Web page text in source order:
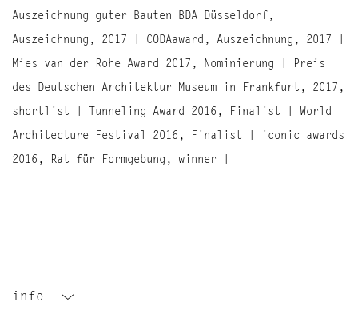
Auszeichnung guter Bauten BDA Düsseldorf,
Auszeichnung, 2017 | CODAaward, Auszeichnung, 2017 |
Mies van der Rohe Award 2017, Nominierung | Preis
des Deutschen Architektur Museum in Frankfurt, 2017,
shortlist | Tunneling Award 2016, Finalist | World
Architecture Festival 2016, Finalist | iconic awards
2016, Rat für Formgebung, winner |
info